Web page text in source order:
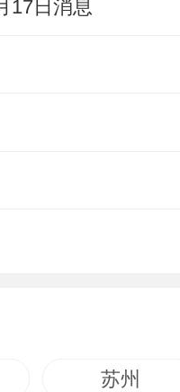
17日消息
苏州